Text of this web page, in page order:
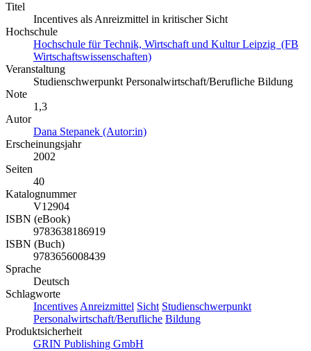
Titel
Incentives als Anreizmittel in kritischer Sicht
Hochschule
Hochschule für Technik, Wirtschaft und Kultur Leipzig (FB
Wirtschaftswissenschaften)
Veranstaltung
Studienschwerpunkt Personalwirtschaft/Berufliche Bildung
Note
1,3
Autor
Dana Stepanek (Autor:in)
Erscheinungsjahr
2002
Seiten
40
Katalognummer
V12904
ISBN (eBook)
9783638186919
ISBN (Buch)
9783656008439
Sprache
Deutsch
Schlagworte
Incentives Anreizmittel Sicht Studienschwerpunkt
Personalwirtschaft/Berufliche Bildung
Produktsicherheit
GRIN Publishing GmbH